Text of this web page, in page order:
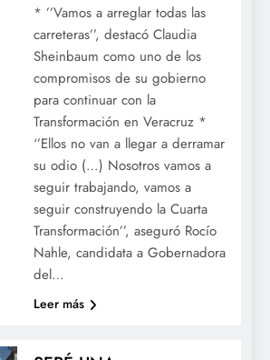
* ’’Vamos a arreglar todas las
carreteras’’, destacó Claudia
Sheinbaum como uno de los
compromisos de su gobierno
para continuar con la
Transformación en Veracruz *
‘’Ellos no van a llegar a derramar
su odio (…) Nosotros vamos a
seguir trabajando, vamos a
seguir construyendo la Cuarta
Transformación’’, aseguró Rocío
Nahle, candidata a Gobernadora
del…
Leer más